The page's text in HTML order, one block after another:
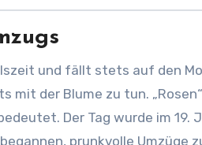
und fällt stets auf den
mit der Blume zu tun.
Der Tag wurde im 19.
prunkvolle Umzüge